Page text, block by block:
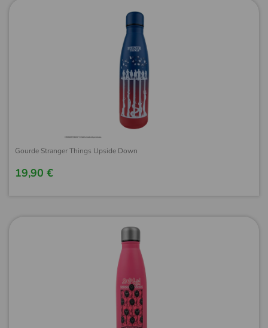
Gourde Stranger Things Upside Down
19,90 €